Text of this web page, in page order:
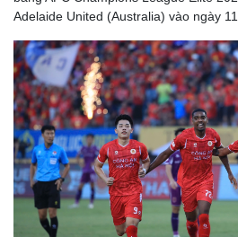
Adelaide United (Australia) vào ngày